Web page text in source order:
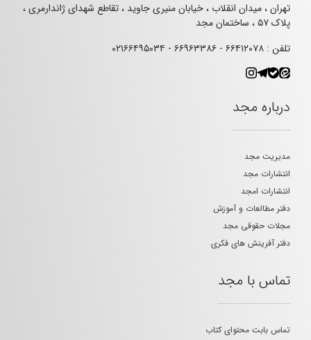
تهران ، میدان انقلاب ، خیابان منیری جاوید ، تقاطع شهدای ژاندارمری ،
پلاک ۵۷ ، ساختمان مجد
تلفن : ۶۶۴۱۲۰۷۸ - ۶۶۹۶۳۳۸۶ - ۰۲۱۶۶۴۹۵۰۳۴
درباره مجد
مدیریت مجد
انتشارات مجد
انتشارات امجد
دفتر مطالعات و آموزش
مجلات حقوقی مجد
دفتر آفرینش های فکری
تماس با مجد
تماس بابت محتوای کتاب